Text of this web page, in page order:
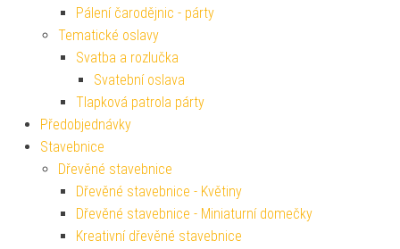
Pálení čarodějnic - párty
Tematické oslavy
Svatba a rozlučka
Svatební oslava
Tlapková patrola párty
Předobjednávky
Stavebnice
Dřevěné stavebnice
Dřevěné stavebnice - Květiny
Dřevěné stavebnice - Miniaturní domečky
Kreativní dřevěné stavebnice